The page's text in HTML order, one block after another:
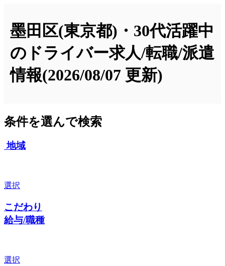
墨田区(東京都)・30代活躍中
のドライバー求人/転職/派遣
情報(2026/08/07 更新)
条件を選んで検索
地域
選択
こだわり
給与/職種
選択